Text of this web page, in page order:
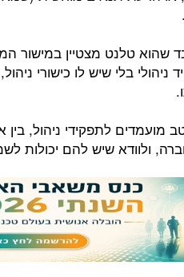
שהוא טלנט מצטיין במישור
ניהולי בלי שיש לו כישורי
מועמדים לתפקידי ניהול,
ולוודא שיש להם יכולות